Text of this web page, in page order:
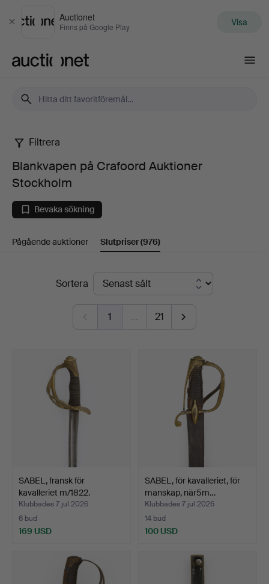
Stäng
Auctionet
Finns på Google Play Visa
Blankvapen
på
Crafoord
Auktioner
Filtrera
Blankvapen på Crafoord Auktioner
Stockholm
Bevaka sökning
Pågående auktioner Slutpriser(976)
SlutpriserSortera
1 … 21
SABEL, fransk för
kavalleriet m/1822.
Klubbades 7 jul 2026
6 bud
169 USD
SABEL, för kavalleriet, för
manskap, när5m…
Klubbades 7 jul 2026
14 bud
100 USD